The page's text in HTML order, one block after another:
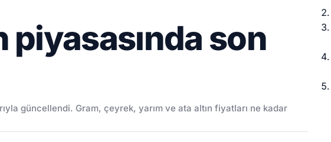
piyasasında son
güncellendi. Gram, çeyrek, yarım ve ata altın fiyatları ne kadar